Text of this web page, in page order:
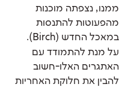
ממנו, נצפתה מוכנות
מהפעוטות להתנסות
במאכל החדש (Birch).
על מנת להתמודד עם
האתגרים האלו-חשוב
להבין את חלוקת האחריות